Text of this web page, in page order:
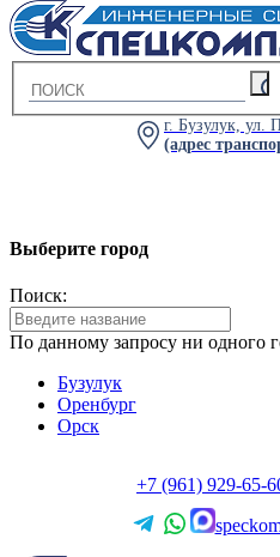
г. Бузулук, ул.
(адрес
Выберите город
Поиск:
По данному запросу ни одного
Бузулук
Оренбург
Орск
+7 (961) 929-65-